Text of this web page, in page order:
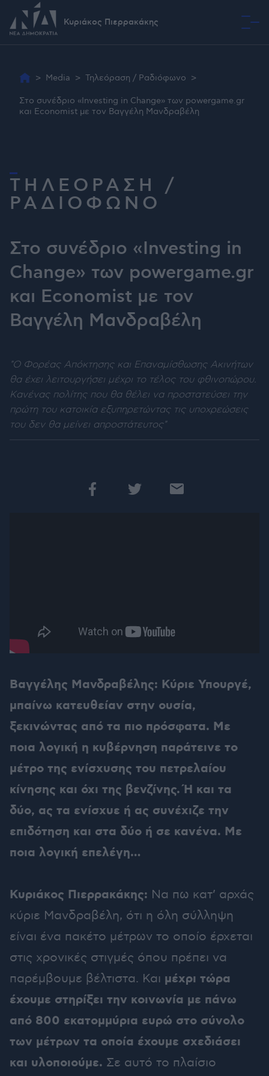
Κυριάκος Πιερρακάκης Όραμα
> Media > Τηλεόραση / Ραδιόφωνο >
Στο συνέδριο «Investing in Change» των powergame.gr
και Economist με τον Βαγγέλη Μανδραβέλη
ΤΗΛΕΟΡΑΣΗ /
ΡΑΔΙΟΦΩΝΟ
Στο συνέδριο «Investing in
Change» των powergame.gr
και Economist με τον
Βαγγέλη Μανδραβέλη
"Ο Φορέας Απόκτησης και Επαναμίσθωσης Ακινήτων
θα έχει λειτουργήσει μέχρι το τέλος του φθινοπώρου.
Κανένας πολίτης που θα θέλει να προστατεύσει την
πρώτη του κατοικία εξυπηρετώντας τις υποχρεώσεις
του δεν θα μείνει απροστάτευτος"
Βαγγέλης Μανδραβέλης: Κύριε Υπουργέ,
μπαίνω κατευθείαν στην ουσία,
ξεκινώντας από τα πιο πρόσφατα. Με
ποια λογική η κυβέρνηση παράτεινε το
μέτρο της ενίσχυσης του πετρελαίου
κίνησης και όχι της βενζίνης. Ή και τα
δύο, ας τα ενίσχυε ή ας συνέχιζε την
επιδότηση και στα δύο ή σε κανένα. Με
ποια λογική επελέγη…
Κυριάκος Πιερρακάκης: Να πω κατ’ αρχάς
κύριε Μανδραβέλη, ότι η όλη σύλληψη
είναι ένα πακέτο μέτρων το οποίο έρχεται
στις χρονικές στιγμές όπου πρέπει να
παρέμβουμε βέλτιστα. Και μέχρι τώρα
έχουμε στηρίξει την κοινωνία με πάνω
από 800 εκατομμύρια ευρώ στο σύνολο
των μέτρων τα οποία έχουμε σχεδιάσει
και υλοποιούμε. Σε αυτό το πλαίσιο